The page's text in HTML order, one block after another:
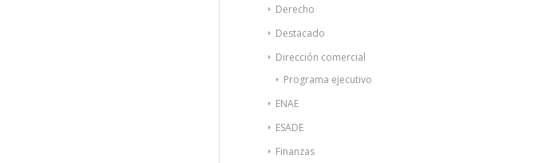
Derecho
Destacado
Dirección comercial
Programa ejecutivo
ENAE
ESADE
Finanzas